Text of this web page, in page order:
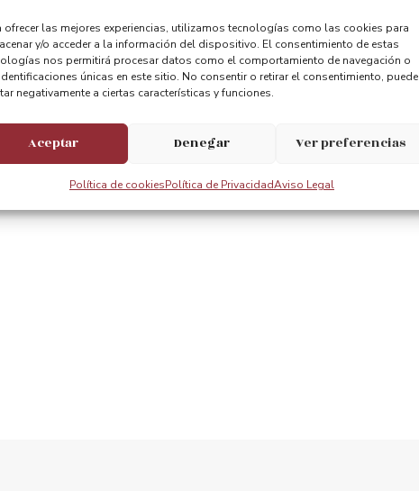
ofrecer las mejores experiencias, utilizamos tecnologías como las cookies para
y/o acceder a la información del dispositivo. El consentimiento de estas
nos permitirá procesar datos como el comportamiento de navegación o
únicas en este sitio. No consentir o retirar el consentimiento, puede
negativamente a ciertas características y funciones.
Aceptar Denegar Ver preferencias
Política de cookiesPolítica de PrivacidadAviso Legal
0